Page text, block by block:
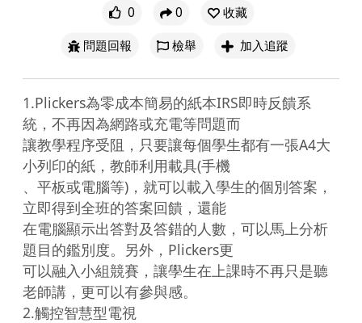
0 0
收藏
問題回報
檢舉 加入追蹤
1.Plickers為零成本簡易的紙本IRS即時反饋系
統，不再因為網路或充電等問題而
讓教學程序受阻，只要讓每個學生都有一張A4大
小列印的紙，教師利用載具(手機
、平板或電腦等)，就可以載入學生的個別答案，
立即得到全班的答案回饋，還能
在電腦顯示出答對及答錯的人數，可以馬上分析
題目的鑑別度。另外，Plickers更
可以融入小組競賽，讓學生在上課時不再只是聽
老師講，更可以有參與感。
2.觸控智慧型電視